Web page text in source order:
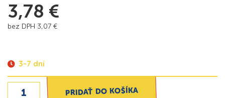
3,78 €
bez DPH 3,07 €
3-7 dní
PRIDAŤ DO KOŠÍKA